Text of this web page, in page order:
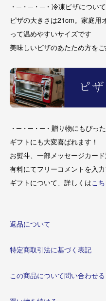
・─・─・─・冷凍ピザについ
ピザの大きさは21cm。家庭用
って温めやすいサイズです
美味しいピザのあたため方をご
・─・─・─・贈り物にもぴっ
ギフトにも大変喜ばれます！
お熨斗、一部メッセージカー
有料にてフリーコメントを入
ギフトについて、詳しくはこ
返品について
特定商取引法に基づく表記
この商品について問い合わせる